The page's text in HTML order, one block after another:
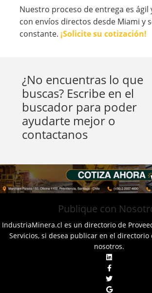
Nuestro proceso de entrega es ágil
con envíos directos desde Miami y
constante. ¡Solicite su cotización!
¿No encuentras lo que
buscas? Escribe en el
buscador para poder
ayudarte mejor o
contactanos
Publique con
IndustriaMinera.cl es un directorio de
Servicios, si desea publicar en el directorio
nosotros.